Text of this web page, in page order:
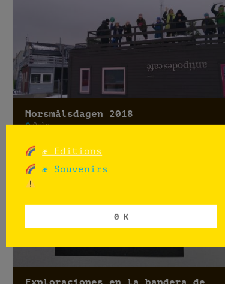
Morsmålsdagen 2018
Oslo
æ Editions
æ Souvenirs
0 K